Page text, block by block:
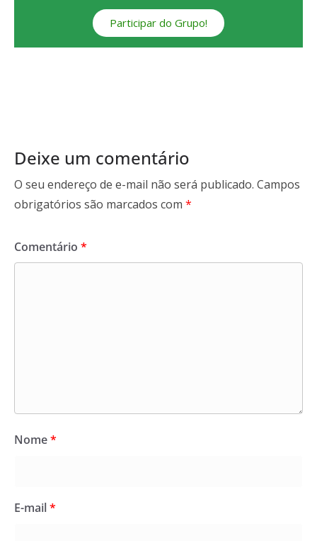
Participar do Grupo!
Deixe um comentário
O seu endereço de e-mail não será publicado. Campos
obrigatórios são marcados com *
Comentário *
Nome*
E-mail*